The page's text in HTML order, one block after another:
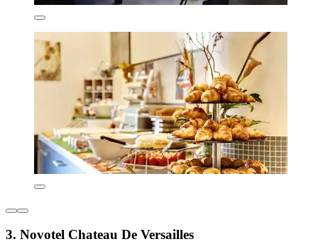
3. Novotel Chateau De Versailles